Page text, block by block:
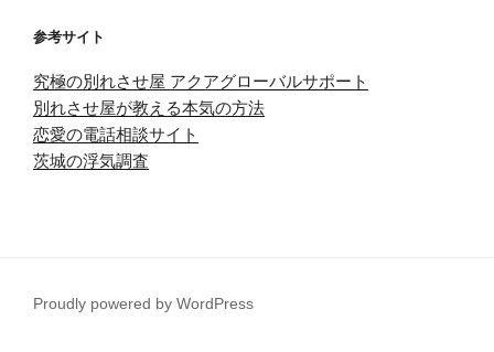
参考サイト
究極の別れさせ屋 アクアグローバルサポート
別れさせ屋が教える本気の方法
恋愛の電話相談サイト
茨城の浮気調査
Proudly powered by WordPress